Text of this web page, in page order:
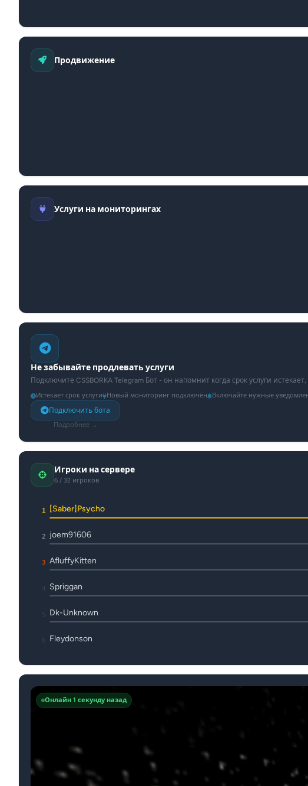
Продвижение
Услуги на мониторингах
Не забывайте продлевать услуги
Подключите CSSBORKA Telegram Бот - он напомнит когда срок услуги
Истекает срок услуги Новый мониторинг подключён Включайте нужные
Подключить бота
Подробнее →
Игроки на сервере
6 / 32 игроков
1 [Saber]Psycho
2 joem91606
3 AfluffyKitten
4 Spriggan
5 Dk-Unknown
6 Fleydonson
Онлайн 1 секунду назад